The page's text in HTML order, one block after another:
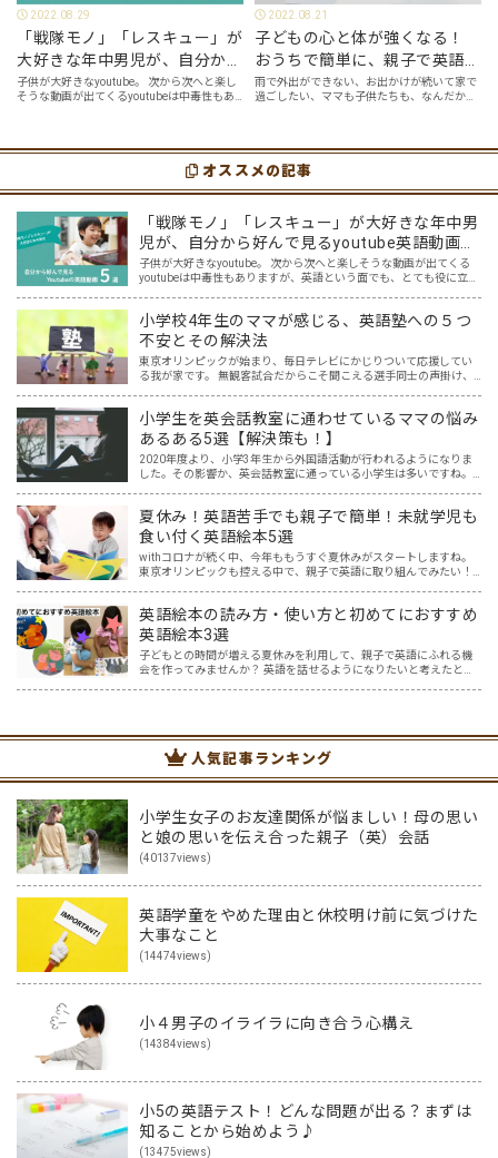
2022.08.29
「戦隊モノ」「レスキュー」が
大好きな年中男児が、自分から
好んで見るyoutube英語動画５
選
子供が大好きなyoutube。 次から次へと楽し
そうな動画が出てくるyoutubeは中毒性もあ
youtubeやゲーム、アプリだ…
2022.08.21
子どもの心と体が強くなる！
おうちで簡単に、親子で英語ヨ
ガを楽しめる「youtube動画」
７選
雨で外出ができない、お出かけが続いて家で
過ごしたい、ママも子供たちも、なんだか疲
スメの「youtube動画」を紹介します…
オススメの記事
「戦隊モノ」「レスキュー」が大好きな年中男
児が、自分から好んで見るyoutube英語動画５
選
子供が大好きなyoutube。 次から次へと楽しそうな動画が出てくる
youtubeは中毒性もありますが、英語という面でも、とても役に立つ
小学校4年生のママが感じる、英語塾への５つ
不安とその解決法
東京オリンピックが始まり、毎日テレビにかじりついて応援してい
る我が家です。 無観客試合だからこそ聞こえる選手同士の声掛け、
小学生を英会話教室に通わせているママの悩み
あるある5選【解決策も！】
2020年度より、小学3年生から外国語活動が行われるようになりま
した。その影響か、英会話教室に通っている小学生は多いですね。
夏休み！英語苦手でも親子で簡単！未就学児も
食い付く英語絵本5選
withコロナが続く中、今年ももうすぐ夏休みがスタートしますね。
東京オリンピックも控える中で、親子で英語に取り組んでみたい！
英語絵本の読み方・使い方と初めてにおすすめ
英語絵本3選
子どもとの時間が増える夏休みを利用して、親子で英語にふれる機
会を作ってみませんか？ 英語を話せるようになりたいと考えたと
人気記事ランキング
小学生女子のお友達関係が悩ましい！母の思い
と娘の思いを伝え合った親子（英）会話
(40137views)
英語学童をやめた理由と休校明け前に気づけた
大事なこと
(14474views)
小４男子のイライラに向き合う心構え
(14384views)
小5の英語テスト！どんな問題が出る？まずは
知ることから始めよう♪
(13475views)